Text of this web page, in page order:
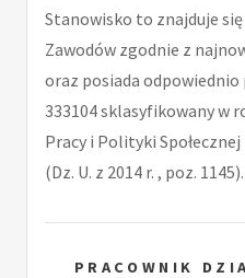
Stanowisko to znajduje
Zawodów zgodnie z
oraz posiada odpowiednio
333104 sklasyfikowany w
Pracy i Polityki
(Dz. U. z 2014 r. , poz. 1145).
PRACOWNIK